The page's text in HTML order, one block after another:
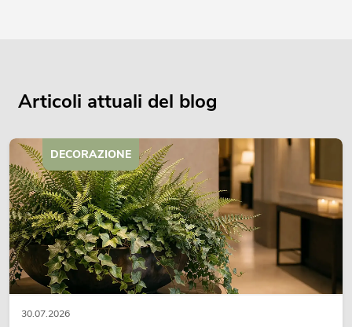
Articoli attuali del blog
30.07.2026
DECORAZIONE